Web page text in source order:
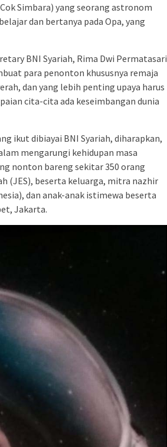
Simbara) yang seorang astronom
dan bertanya pada Opa, yang
BNI Syariah, Rima Dwi Permatasari
para penonton khususnya remaja
dan yang lebih penting upaya harus
cita-cita ada keseimbangan dunia
ikut dibiayai BNI Syariah, diharapkan,
mengarungi kehidupan masa
nonton bareng sekitar 350 orang
(JES), beserta keluarga, mitra nazhir
dan anak-anak istimewa beserta
Jakarta.